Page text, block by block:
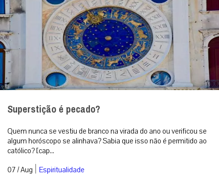
Superstição é pecado?
Quem nunca se vestiu de branco na virada do ano ou verificou se
algum horóscopo se alinhava? Sabia que isso não é permitido ao
católico? [cap...
07 / Aug | Espiritualidade